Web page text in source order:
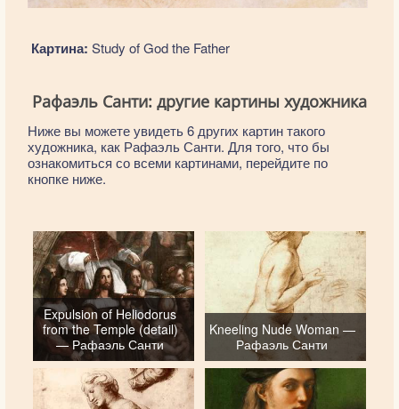
Картина: Study of God the Father
Рафаэль Санти: другие картины художника
Ниже вы можете увидеть 6 других картин такого
художника, как Рафаэль Санти. Для того, что бы
ознакомиться со всеми картинами, перейдите по
кнопке ниже.
Expulsion of Heliodorus
from the Temple (detail)
— Рафаэль Санти
Kneeling Nude Woman —
Рафаэль Санти